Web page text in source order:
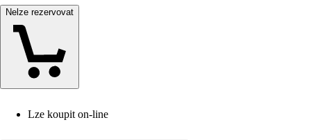
Nelze rezervovat
Lze koupit on-line